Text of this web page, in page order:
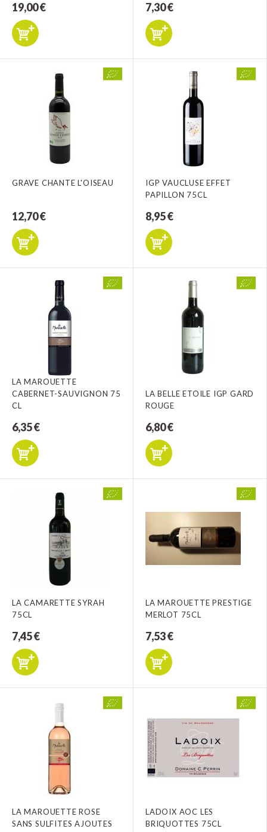
19,00 € 7,30 €
GRAVE CHANTE L'OISEAU
12,70 €
IGP VAUCLUSE EFFET
PAPILLON 75CL
8,95 €
LA MAROUETTE
CABERNET-SAUVIGNON 75
CL
6,35 €
LA BELLE ETOILE IGP GARD
ROUGE
6,80 €
LA CAMARETTE SYRAH
75CL
7,45 €
LA MAROUETTE PRESTIGE
MERLOT 75CL
7,53 €
LA MAROUETTE ROSE
SANS SULFITES AJOUTES
LADOIX AOC LES
BRIQUOTTES 75CL